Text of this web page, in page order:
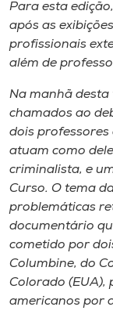
A-
Para esta
após as
profissionais
além de
Na manhã
chamados ao
dois professores
atuam como
criminalista, e
Curso. O tema
problemáticas
documentário
cometido por
Columbine, do
Colorado
americanos por